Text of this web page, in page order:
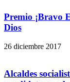
Premio ¡Bravo
Dios
26 diciembre 2017
Alcaldes